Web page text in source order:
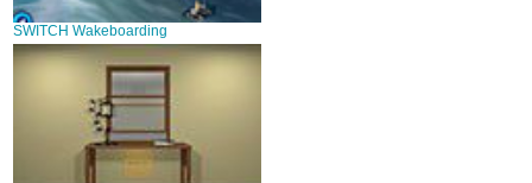
SWITCH Wakeboarding